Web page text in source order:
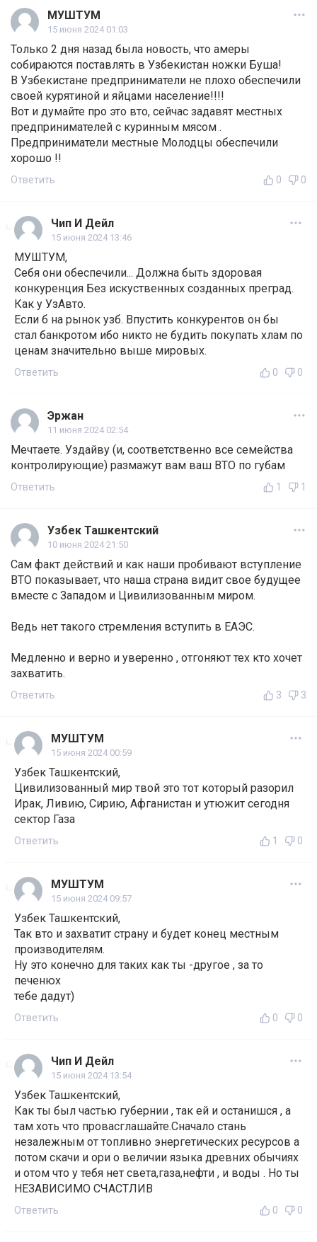
МУШТУМ
15 июня 2024 01:03
Только 2 дня назад была новость, что амеры
собираются поставлять в Узбекистан ножки Буша!
В Узбекистане предприниматели не плохо обеспечили
своей курятиной и яйцами население!!!!
Вот и думайте про это вто, сейчас задавят местных
предпринимателей с куринным мясом .
Предприниматели местные Молодцы обеспечили
хорошо !!
Ответить 0 0
Чип И Дейл
15 июня 2024 13:46
МУШТУМ,
Себя они обеспечили... Должна быть здоровая
конкуренция Без искуственных созданных преград.
Как у УзАвто.
Если б на рынок узб. Впустить конкурентов он бы
стал банкротом ибо никто не будить покупать хлам по
ценам значительно выше мировых.
Ответить 0 0
Эржан
11 июня 2024 02:54
Мечтаете. Уздайву (и, соответственно все семейства
контролирующие) размажут вам ваш ВТО по губам
Ответить 1 1
Узбек Ташкентский
10 июня 2024 21:50
Сам факт действий и как наши пробивают вступление
ВТО показывает, что наша страна видит свое будущее
вместе с Западом и Цивилизованным миром.
Ведь нет такого стремления вступить в ЕАЭС.
Медленно и верно и уверенно , отгоняют тех кто хочет
захватить.
Ответить 3 3
МУШТУМ
15 июня 2024 00:59
Узбек Ташкентский,
Цивилизованный мир твой это тот который разорил
Ирак, Ливию, Сирию, Афганистан и утюжит сегодня
сектор Газа
Ответить 1 0
МУШТУМ
15 июня 2024 09:57
Узбек Ташкентский,
Так вто и захватит страну и будет конец местным
производителям.
Ну это конечно для таких как ты -другое , за то
печенюх
тебе дадут)
Ответить 0 0
Чип И Дейл
15 июня 2024 13:54
Узбек Ташкентский,
Как ты был частью губернии , так ей и останишся , а
там хоть что провасглашайте.Сначало стань
незалежным от топливно энергетических ресурсов а
потом скачи и ори о величии языка древних обычиях
и отом что у тебя нет света,газа,нефти , и воды . Но ты
НЕЗАВИСИМО СЧАСТЛИВ
Ответить 0 0